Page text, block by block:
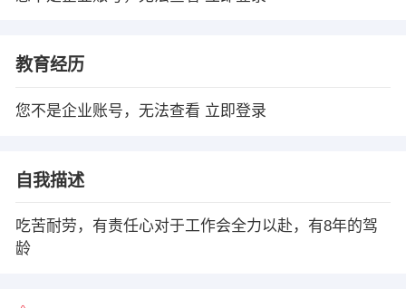
教育经历
您不是企业账号，无法查看 立即登录
自我描述
吃苦耐劳，有责任心对于工作会全力以赴，有8年的驾
龄